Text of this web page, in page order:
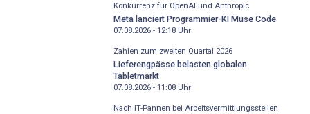
Konkurrenz für OpenAI und Anthropic
Meta lanciert Programmier-KI Muse Code
07.08.2026 - 12:18Uhr
Zahlen zum zweiten Quartal 2026
Lieferengpässe belasten globalen
Tabletmarkt
07.08.2026 - 11:08Uhr
Nach IT-Pannen bei Arbeitsvermittlungsstellen